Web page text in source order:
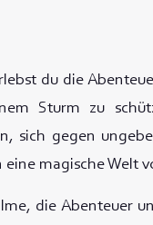
du die
Sturm zu
sich gegen
magische Welt
die Abenteuer